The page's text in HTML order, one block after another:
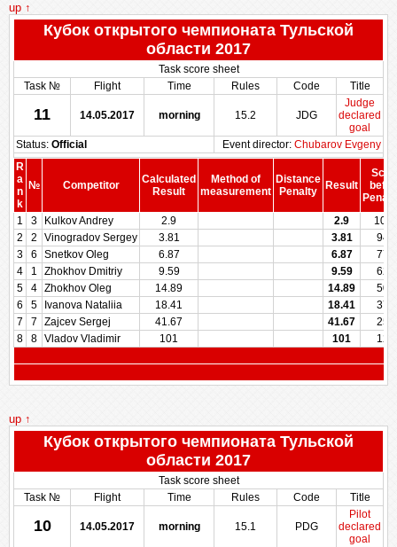
up ↑
Кубок открытого чемпионата Тульской
области 2017
Task score sheet
Task №
Flight Time Rules Code Title
11 14.05.2017 morning 15.2 JDG
Judge
declared
goal
Status: Official Event director: Chubarov Evgeny
R
a
n
k
№ Competitor
Calculated
Result
Method of
measurement
Distance
Penalty
Result
1
3 Kulkov Andrey 2.9 2.9
2
2 Vinogradov Sergey 3.81 3.81
949
3
6 Snetkov Oleg 6.87 6.87
777
4
1 Zhokhov Dmitriy 9.59 9.59
625
5
4 Zhokhov Oleg 14.89 14.89
500
6
5 Ivanova Nataliia 18.41 18.41
375
7
7 Zajcev Sergej 41.67 41.67
250
8
8 Vladov Vladimir 101 101 125
up ↑
Кубок открытого чемпионата Тульской
области 2017
Task score sheet
Task №
Flight Time Rules Code Title
10 14.05.2017 morning 15.1 PDG
Pilot
declared
goal